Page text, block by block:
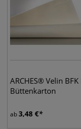
ARCHES® Velin
Büttenkarton
ab3,48 €